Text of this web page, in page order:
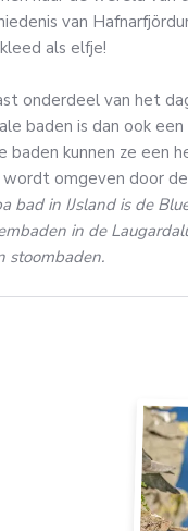
van
als elfje!
onderdeel van het
baden is dan ook
kunnen ze een
omgeven door de
bad in IJsland is de
in de
stoombaden.